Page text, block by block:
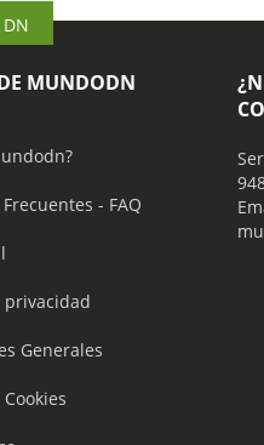
MUNDODN
- FAQ
privacidad
Generales